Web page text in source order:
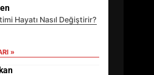
Hayatı Nasıl Değiştirir?
»